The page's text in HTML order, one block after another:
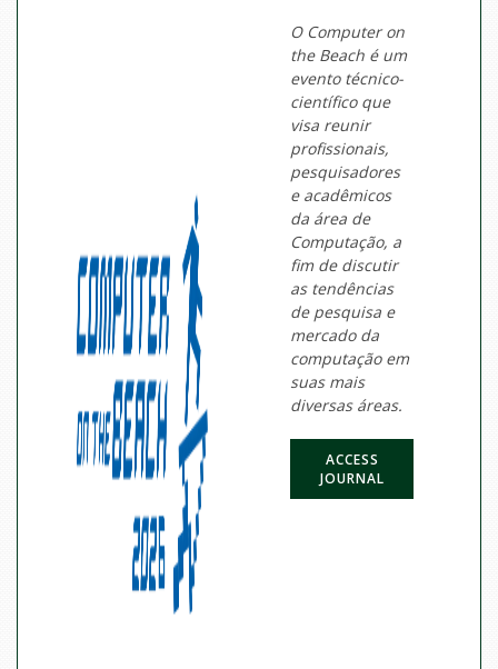
O Computer on
the Beach é um
evento técnico-
científico que
visa reunir
profissionais,
pesquisadores
e acadêmicos
da área de
Computação, a
fim de discutir
as tendências
de pesquisa e
mercado da
computação em
suas mais
diversas áreas.
ACCESS
JOURNAL